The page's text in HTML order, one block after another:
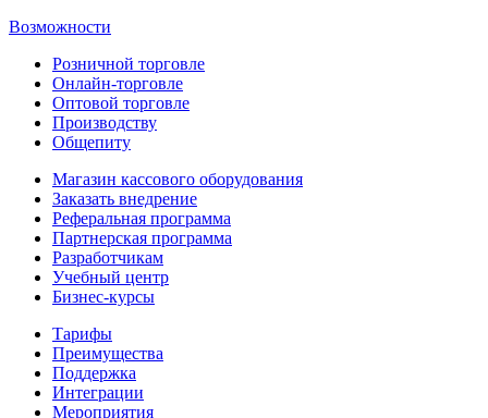
Возможности
Розничной торговле
Онлайн-торговле
Оптовой торговле
Производству
Общепиту
Магазин кассового оборудования
Заказать внедрение
Реферальная программа
Партнерская программа
Разработчикам
Учебный центр
Бизнес‑курсы
Тарифы
Преимущества
Поддержка
Интеграции
Мероприятия